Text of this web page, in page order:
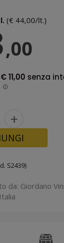
(€ 44,00/lt.)
,00
+
S2439)
da: Giordano